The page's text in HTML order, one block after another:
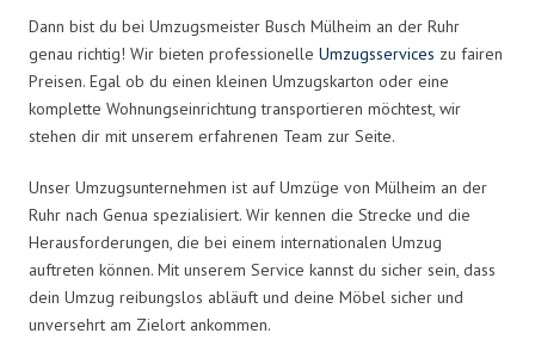
Dann bist du bei Umzugsmeister Busch Mülheim an der Ruhr
genau richtig! Wir bieten professionelle Umzugsservices zu fairen
Preisen. Egal ob du einen kleinen Umzugskarton oder eine
komplette Wohnungseinrichtung transportieren möchtest, wir
stehen dir mit unserem erfahrenen Team zur Seite.
Unser Umzugsunternehmen ist auf Umzüge von Mülheim an der
Ruhr nach Genua spezialisiert. Wir kennen die Strecke und die
Herausforderungen, die bei einem internationalen Umzug
auftreten können. Mit unserem Service kannst du sicher sein, dass
dein Umzug reibungslos abläuft und deine Möbel sicher und
unversehrt am Zielort ankommen.